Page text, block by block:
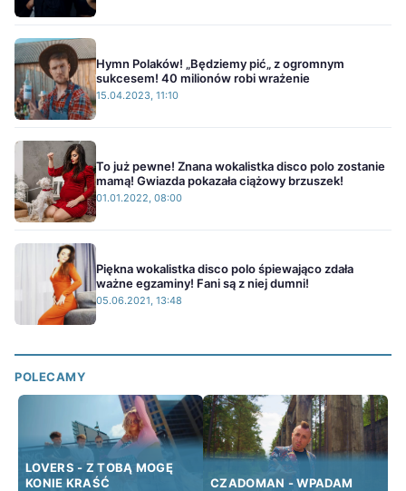
Hymn Polaków! „Będziemy pić„ z ogromnym
sukcesem! 40 milionów robi wrażenie
15.04.2023, 11:10
To już pewne! Znana wokalistka disco polo zostanie
mamą! Gwiazda pokazała ciążowy brzuszek!
01.01.2022, 08:00
Piękna wokalistka disco polo śpiewająco zdała
ważne egzaminy! Fani są z niej dumni!
05.06.2021, 13:48
POLECAMY
LOVERS - Z TOBĄ MOGĘ
KONIE KRAŚĆ
CZADOMAN - WPADAM